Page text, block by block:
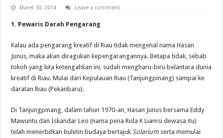
Maret 30, 2014 Leave a comment
1. Pewaris Darah Pengarang
Kalau ada pengarang kreatif di Riau tidak mengenal nama Hasan
Junus, maka akan diragukan kepengarangannya. Betapa tidak, sebab
tokoh yang kita ketengahkan ini, sudah mengharu-biru belantara dunia
kreatif di Riau. Mulai dari Kepulauan Riau (Tanjungpinang) sampai ke
daratan Riau (Pekanbaru).
Di Tanjungpinang, dalam tahun 1970-an, Hasan Junus bersama Eddy
Mawuntu dan Iskandar Leo (nama pena Rida K Liamsi dewasa itu)
telah menerbitkan buletin budaya bertajuk Solarium serta memulai